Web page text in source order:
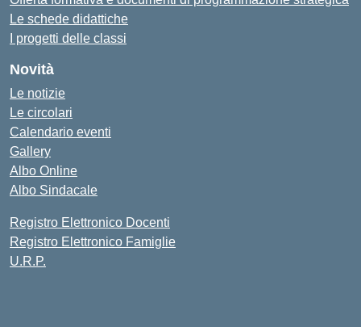
Le schede didattiche
I progetti delle classi
Novità
Le notizie
Le circolari
Calendario eventi
Gallery
Albo Online
Albo Sindacale
Registro Elettronico Docenti
Registro Elettronico Famiglie
U.R.P.